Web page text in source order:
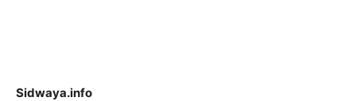
Sidwaya.info